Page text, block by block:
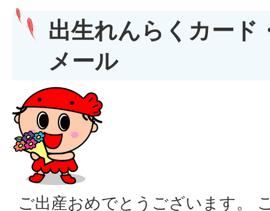
出生れんらくカード
メール
ご出産おめでとうございます。